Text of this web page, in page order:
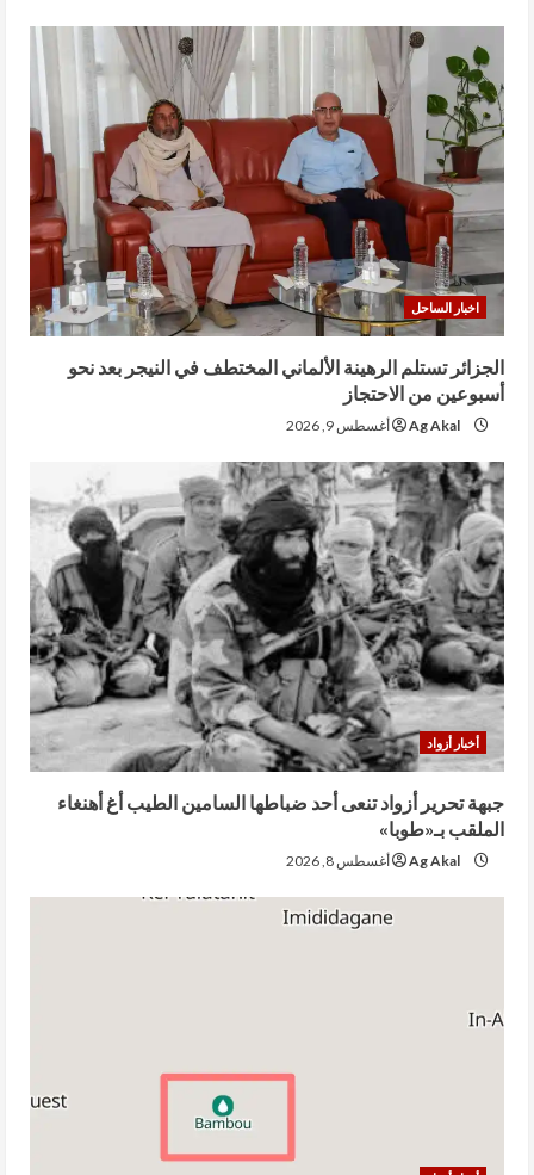
اخبار الساحل
الجزائر تستلم الرهينة الألماني المختطف في النيجر بعد نحو
أسبوعين من الاحتجاز
Ag Akal أغسطس 9, 2026
أخبار أزواد
جبهة تحرير أزواد تنعى أحد ضباطها السامين الطيب أغ أهنغاء
الملقب بـ«طوبا»
Ag Akal أغسطس 8, 2026